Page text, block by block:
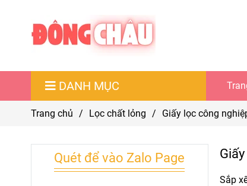
DANH MỤC
Trang chủ / Lọc chất lỏng / Giấy lọc công
Sắp
Quét để vào Zalo Page